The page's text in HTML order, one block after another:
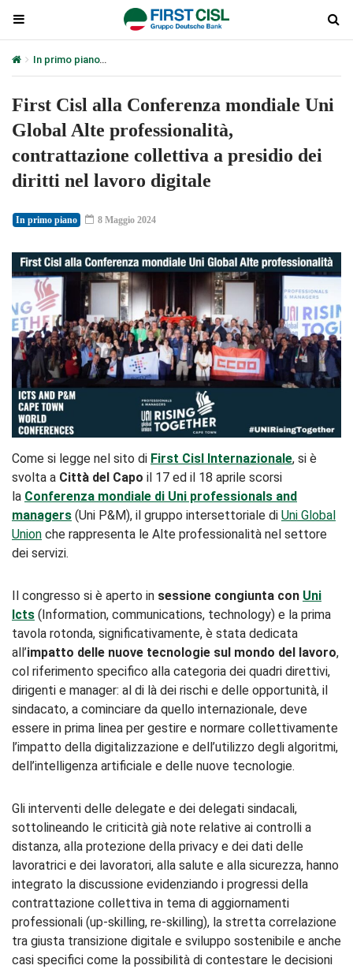
In primo piano
First Cisl alla Conferenza mondiale Uni
Global Alte professionalità,
contrattazione collettiva a presidio dei
diritti nel lavoro digitale
In primo piano 8 Maggio 2024
Come si legge nel sito di First Cisl Internazionale, si è
svolta a Città del Capo il 17 ed il 18 aprile scorsi
la Conferenza mondiale di Uni professionals and
managers (Uni P&M), il gruppo intersettoriale di Uni Global
Union che rappresenta le Alte professionalità nel settore
dei servizi.
Il congresso si è aperto in sessione congiunta con Uni
Icts (Information, communications, technology) e la prima
tavola rotonda, significativamente, è stata dedicata
all’impatto delle nuove tecnologie sul mondo del lavoro,
col riferimento specifico alla categoria dei quadri direttivi,
dirigenti e manager: al di là dei rischi e delle opportunità, il
sindacato, a cominciare da quello internazionale, deve
essere in prima linea per gestire e normare collettivamente
l’impatto della digitalizzazione e dell’utilizzo degli algoritmi,
dell’intelligenza artificiale e delle nuove tecnologie.
Gli interventi delle delegate e dei delegati sindacali,
sottolineando le criticità già note relative ai controlli a
distanza, alla protezione della privacy e dei dati delle
lavoratrici e dei lavoratori, alla salute e alla sicurezza, hanno
integrato la discussione evidenziando i progressi della
contrattazione collettiva in tema di aggiornamenti
professionali (up-skilling, re-skilling), la stretta correlazione
tra giusta transizione digitale e sviluppo sostenibile e anche
casi specifici come la possibilità di contestare le decisioni